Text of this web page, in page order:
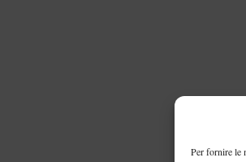
Per fornire le